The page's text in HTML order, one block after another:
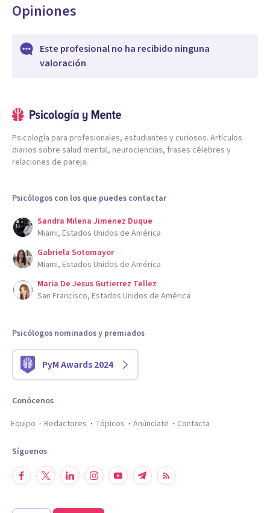
Opiniones
Este profesional no ha recibido ninguna
valoración
Psicología para profesionales, estudiantes y curiosos. Artículos
diarios sobre salud mental, neurociencias, frases célebres y
relaciones de pareja.
Psicólogos con los que puedes contactar
Sandra Milena Jimenez Duque
Miami, Estados Unidos de América
Gabriela Sotomayor
Miami, Estados Unidos de América
Maria De Jesus Gutierrez Tellez
San Francisco, Estados Unidos de América
Psicólogos nominados y premiados
PyM Awards 2024
Conócenos
Equipo
Redactores Tópicos Anúnciate Contacta
Síguenos